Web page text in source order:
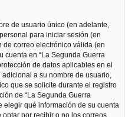
de usuario único (en adelante,
para iniciar sesión (en
de correo electrónico válida (en
cuenta en “La Segunda Guerra
de datos aplicables en el
a su nombre de usuario,
que se solicite durante el registro
de “La Segunda Guerra
elegir qué información de su cuenta
por recibir o no los correos